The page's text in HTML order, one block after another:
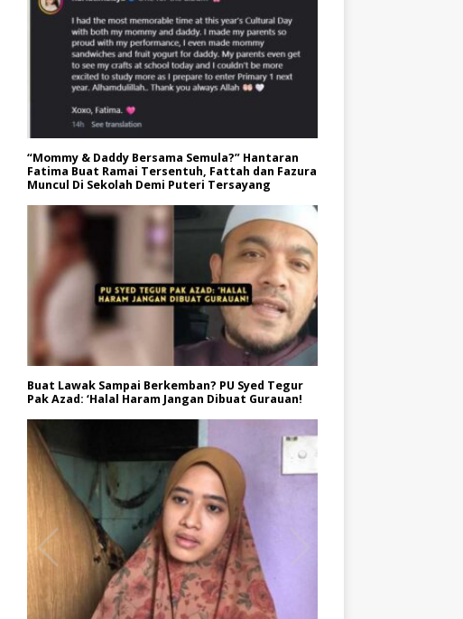
“Mommy & Daddy Bersama Semula?” Hantaran
Fatima Buat Ramai Tersentuh, Fattah dan Fazura
Muncul Di Sekolah Demi Puteri Tersayang
Buat Lawak Sampai Berkemban? PU Syed Tegur
Pak Azad: ‘Halal Haram Jangan Dibuat Gurauan!